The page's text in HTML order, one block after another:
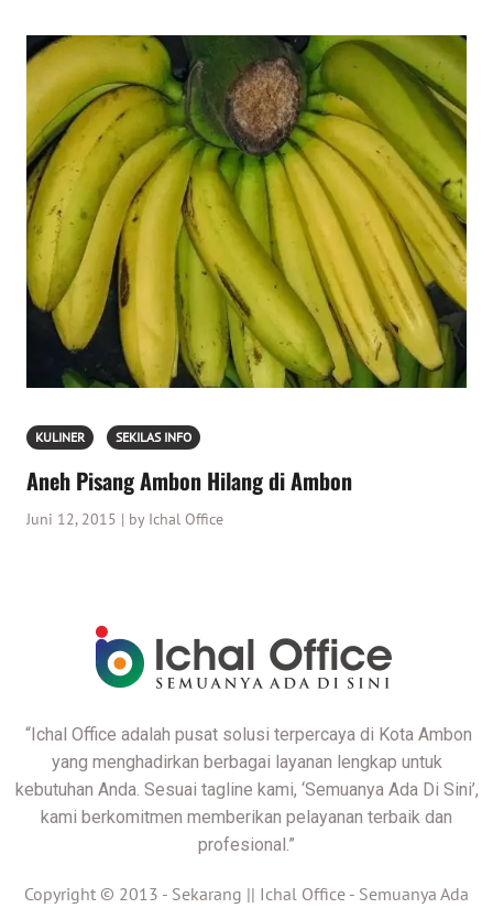
KULINER SEKILAS INFO
Aneh Pisang Ambon Hilang di Ambon
Juni 12, 2015 | by Ichal Office
“Ichal Office adalah pusat solusi terpercaya di Kota Ambon
yang menghadirkan berbagai layanan lengkap untuk
kebutuhan Anda. Sesuai tagline kami, ‘Semuanya Ada Di Sini’,
kami berkomitmen memberikan pelayanan terbaik dan
profesional.”
Copyright © 2013 - Sekarang || Ichal Office - Semuanya Ada